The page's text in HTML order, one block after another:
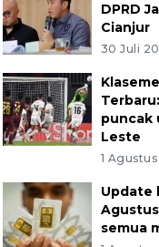
DPRD
Cianjur
30 Juli
puncak
Leste
1
Update
semua